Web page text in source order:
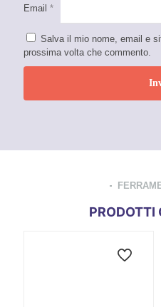
Email *
Salva il mio nome, email e
prossima volta che commento.
PRODOTTI